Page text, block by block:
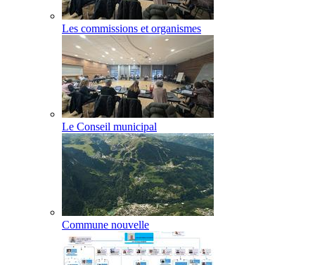
Les commissions et organismes
Le Conseil municipal
Commune nouvelle